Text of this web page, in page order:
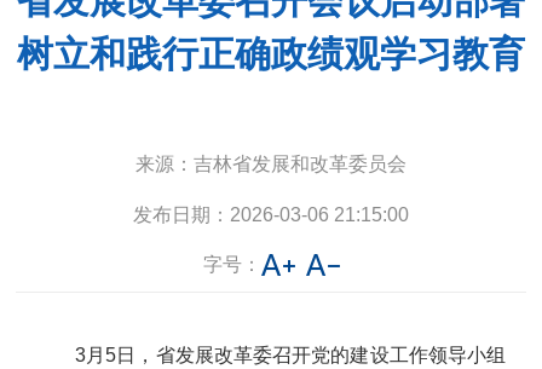
树立和践行正确政绩观学习教育
来源： 吉林省发展和改革委员会
发布日期： 2026-03-06 21:15:00
字号：
3月5日，省发展改革委召开党的建设工作领导小组